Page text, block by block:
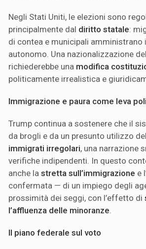
Negli Stati Uniti, le elezioni sono
principalmente dal diritto statale:
di contea e municipali amministrano
autonomo. Una nazionalizzazione
richiederebbe una modifica
politicamente irrealistica e
Immigrazione e paura come leva
Trump continua a sostenere che il
da brogli e da un presunto utilizzo
immigrati irregolari, una narrazione
verifiche indipendenti. In questo
anche la stretta sull’immigrazione e
confermata — di un impiego degli
prossimità dei seggi, con l’effetto di
l’affluenza delle minoranze
Il piano federale sul voto